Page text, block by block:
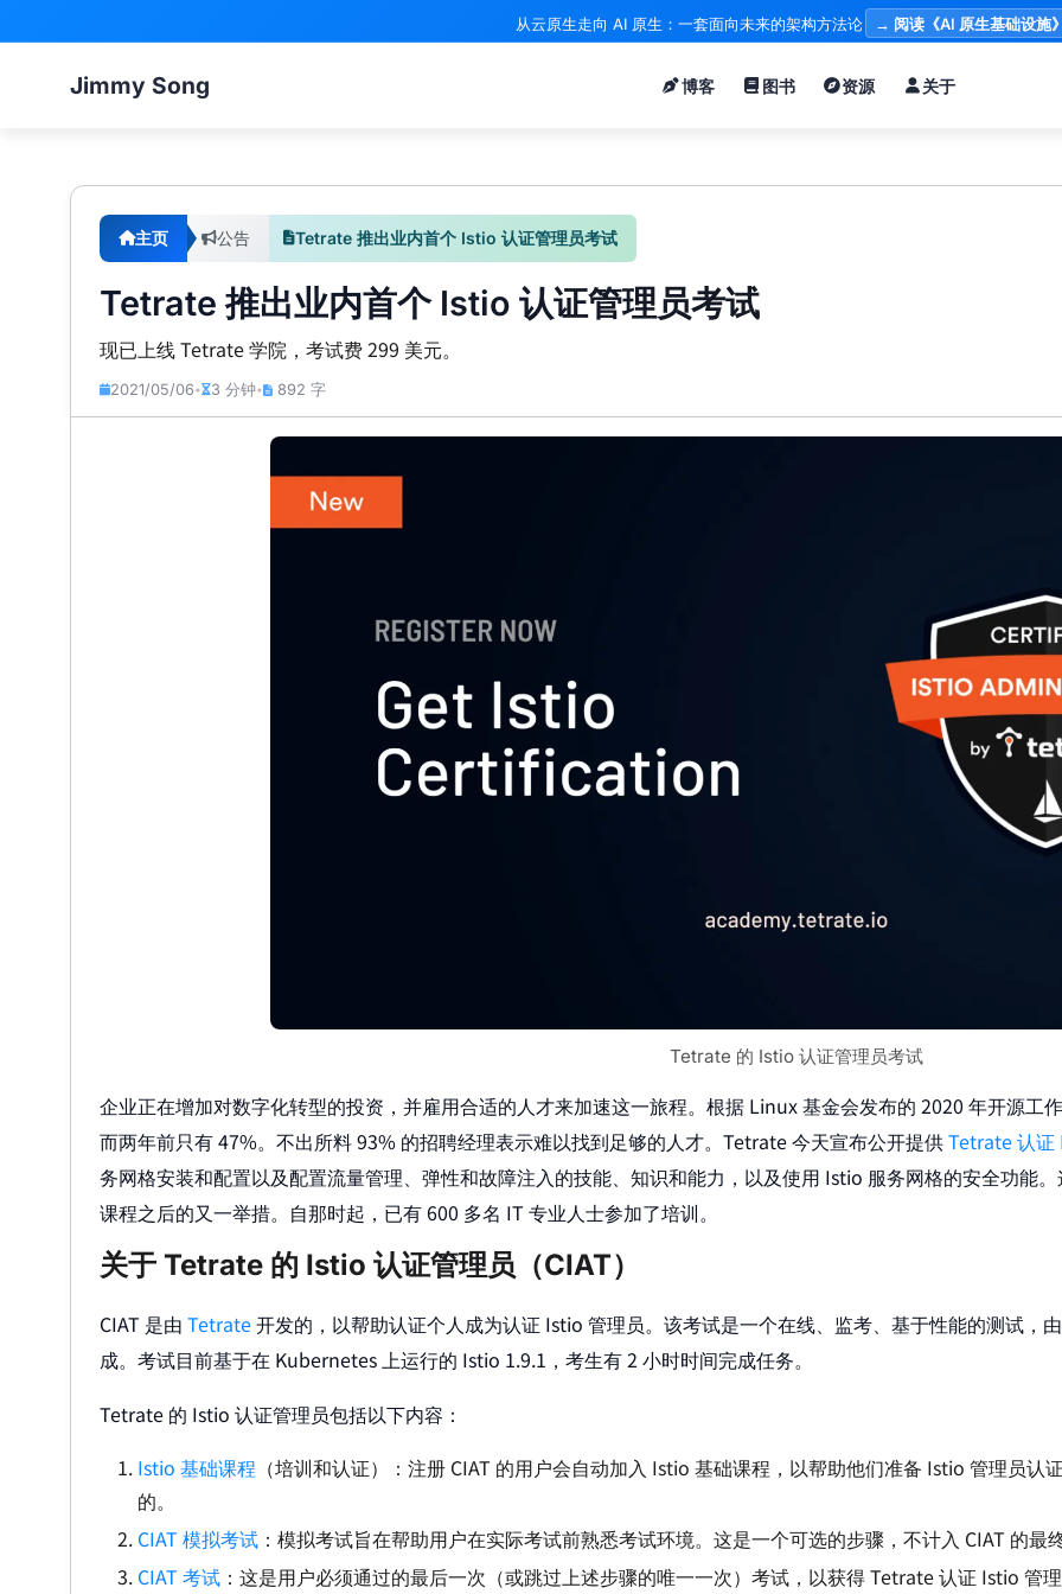
从云原生走向 AI 原生：一套面向未来的架构方法论 → 阅读《AI 原生基础设施
Jimmy Song 博客 图书 资源 关于
主页 公告 Tetrate 推出业内首个 Istio 认证管理员考试
Tetrate 推出业内首个 Istio 认证管理员考试
现已上线 Tetrate 学院，考试费 299 美元。
2021/05/06• 3 分钟• 892 字
Tetrate 的 Istio 认证管理员考试
企业正在增加对数字化转型的投资，并雇用合适的人才来加速这一旅程。根据 Linux 基金会发布的 2020 年开源工作
而两年前只有 47%。不出所料 93% 的招聘经理表示难以找到足够的人才。Tetrate 今天宣布公开提供Tetrate 认证
务网格安装和配置以及配置流量管理、弹性和故障注入的技能、知识和能力，以及使用 Istio 服务网格的安全功能
课程之后的又一举措。自那时起，已有 600 多名 IT 专业人士参加了培训。
关于 Tetrate 的 Istio 认证管理员（CIAT）
CIAT 是由 Tetrate开发的，以帮助认证个人成为认证 Istio 管理员。该考试是一个在线、监考、基于性能的测试，
成。考试目前基于在 Kubernetes 上运行的 Istio 1.9.1，考生有 2 小时时间完成任务。
Tetrate 的 Istio 认证管理员包括以下内容：
Istio 基础课程 （培训和认证）：注册 CIAT 的用户会自动加入 Istio 基础课程，以帮助他们准备 Istio 管理员
的。
CIAT 模拟考试 ：模拟考试旨在帮助用户在实际考试前熟悉考试环境。这是一个可选的步骤，不计入 CIAT 的最
CIAT 考试 ：这是用户必须通过的最后一次（或跳过上述步骤的唯一一次）考试，以获得 Tetrate 认证 Istio 管